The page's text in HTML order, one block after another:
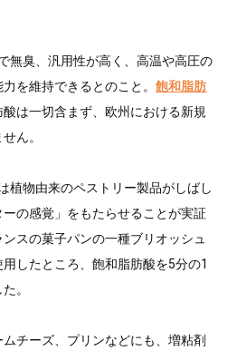
無臭、汎用性が高く、高温や高圧の
を維持できるとのこと。飽和脂肪
は一切含まず、欧州における新規
ん。
植物由来のペストリー製品がしばし
の感覚」をもたらせることが実証
スの菓子パンの一種ブリオッシュ
したところ、飽和脂肪酸を5分の1
。
チーズ、プリンなどにも、増粘剤